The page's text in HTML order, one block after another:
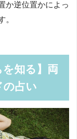
か逆位置かによっ
。
を知る】両
の占い